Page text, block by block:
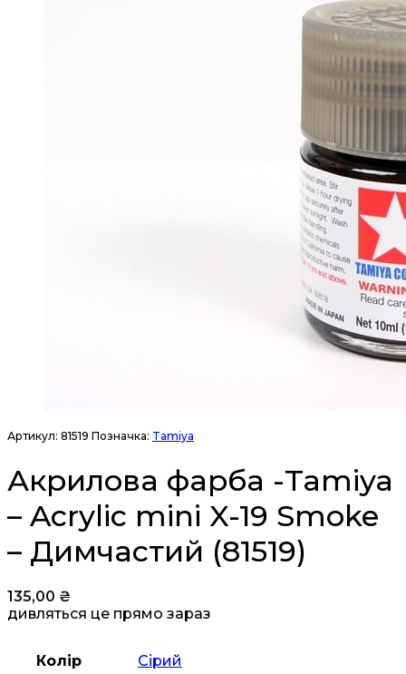
Артикул: 81519 Позначка: Tamiya
Акрилова фарба -Tamiya
– Acrylic mini X-19 Smoke
– Димчастий (81519)
135,00 ₴
дивляться це прямо зараз
Колір Сірий